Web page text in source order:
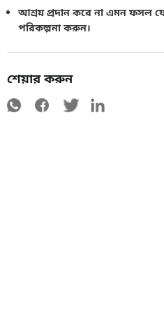
আশ্রয় প্রদান করে না এমন ফসল
পরিকল্পনা করুন।
শেয়ার করুন